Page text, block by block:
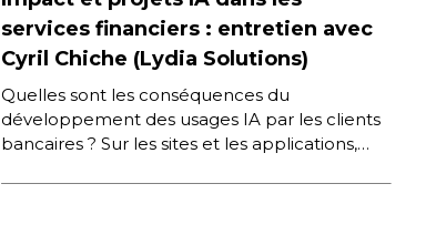
services financiers : entretien avec
Cyril Chiche (Lydia Solutions)
Quelles sont les conséquences du
développement des usages IA par les clients
bancaires ? Sur les sites et les applications,